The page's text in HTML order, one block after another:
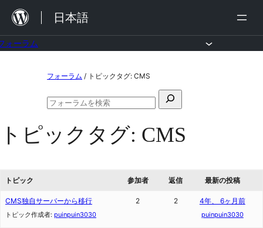
を
日本語
ォーラム
ン
ツ
ス
ッ
フォーラム / トピックタグ: CMS
検
対
フ
ー
ラ
検
索
トピックタグ: CMS
トピック 参加者 返信 最新の投稿
CMS独自サーバーから移行
トピック作成者: puinpuin3030
2 2 4年、 6ヶ月前
puinpuin3030